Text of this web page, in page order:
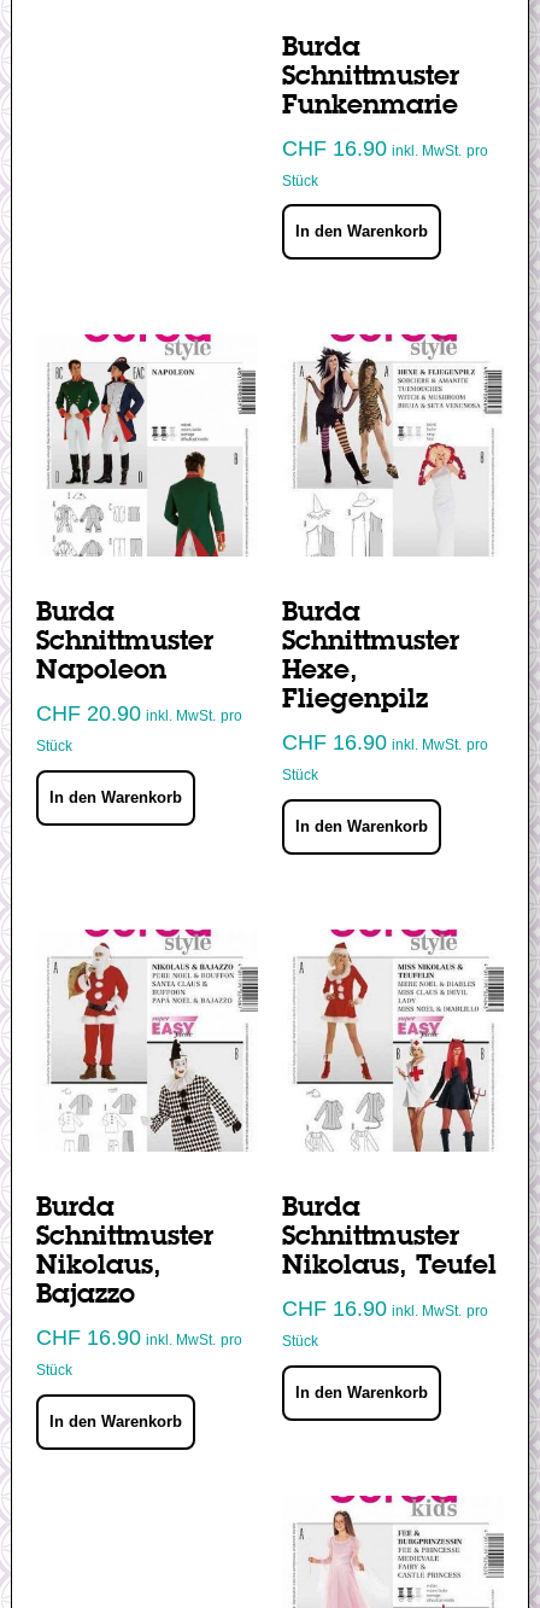
Burda
Schnittmuster
Funkenmarie
CHF16.90 inkl. MwSt. pro
Stück
In den Warenkorb
Burda
Schnittmuster
Napoleon
CHF20.90 inkl. MwSt. pro
Stück
In den Warenkorb
Burda
Schnittmuster
Hexe,
Fliegenpilz
CHF16.90 inkl. MwSt. pro
Stück
In den Warenkorb
Burda
Schnittmuster
Nikolaus,
Bajazzo
CHF16.90 inkl. MwSt. pro
Stück
In den Warenkorb
Burda
Schnittmuster
Nikolaus, Teufel
CHF16.90 inkl. MwSt. pro
Stück
In den Warenkorb